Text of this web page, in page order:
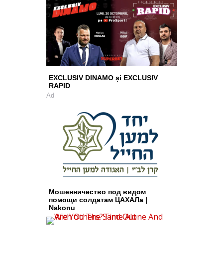
EXCLUSIV DINAMO și EXCLUSIV
RAPID
Ad
Мошенничество под видом
помощи солдатам ЦАХАЛа |
Nakonu